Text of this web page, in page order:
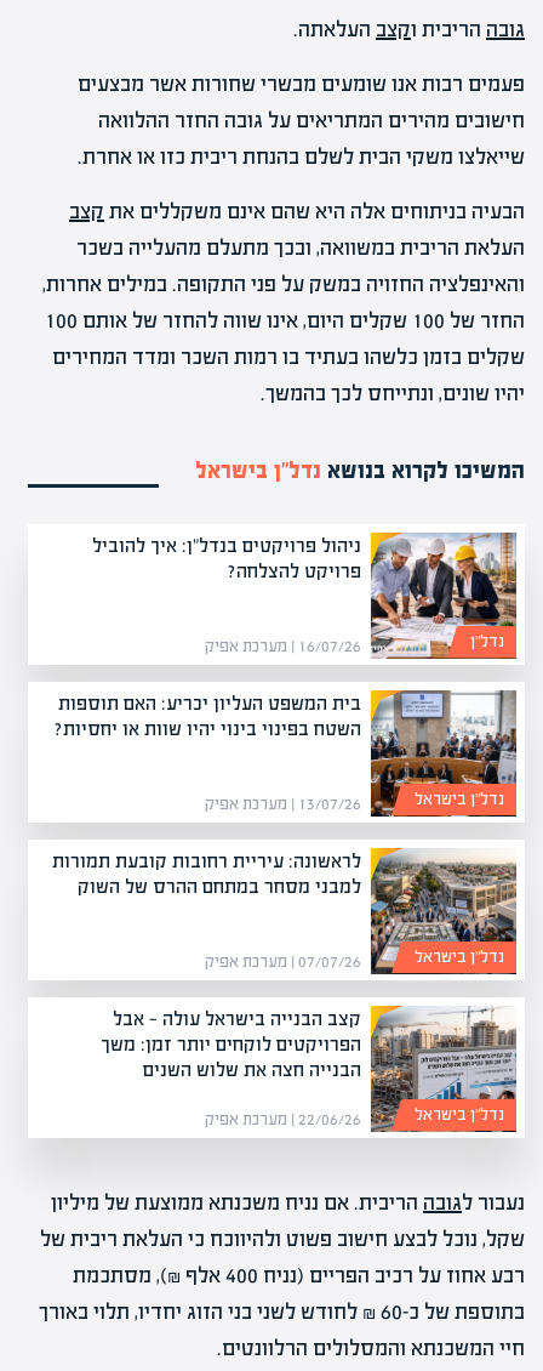
גובה הריבית וקצב העלאתה.
פעמים רבות אנו שומעים מבשרי שחורות אשר מבצעים
חישובים מהירים המתריאים על גובה החזר ההלוואה
שייאלצו משקי הבית לשלם בהנחת ריבית כזו או אחרת.
הבעיה בניתוחים אלה היא שהם אינם משקללים את קצב
העלאת הריבית במשוואה, ובכך מתעלם מהעלייה בשכר
והאינפלציה החזויה במשק על פני התקופה. במילים אחרות,
החזר של 100 שקלים היום, אינו שווה להחזר של אותם 100
שקלים בזמן כלשהו בעתיד בו רמות השכר ומדד המחירים
יהיו שונים, ונתייחס לכך בהמשך.
המשיכו לקרוא בנושא נדל”ן בישראל
ניהול פרויקטים בנדל"ן: איך להוביל
פרויקט להצלחה?
16/07/26 | מערכת אפיק נדל”ן
בית המשפט העליון יכריע: האם תוספות
השטח בפינוי בינוי יהיו שוות או יחסיות?
13/07/26 | מערכת אפיק נדל”ן בישראל
לראשונה: עיריית רחובות קובעת תמורות
למבני מסחר במתחם ההרס של השוק
07/07/26 | מערכת אפיק נדל”ן בישראל
קצב הבנייה בישראל עולה — אבל
הפרויקטים לוקחים יותר זמן: משך
הבנייה חצה את שלוש השנים
22/06/26 | מערכת אפיק נדל”ן בישראל
נעבור לגובה הריבית. אם נניח משכנתא ממוצעת של מיליון
שקל, נוכל לבצע חישוב פשוט ולהיווכח כי העלאת ריבית של
רבע אחוז על רכיב הפריים (נניח 400 אלף ₪), מסתכמת
בתוספת של כ-60 ₪ לחודש לשני בני הזוג יחדיו, תלוי באורך
חיי המשכנתא והמסלולים הרלוונטים.